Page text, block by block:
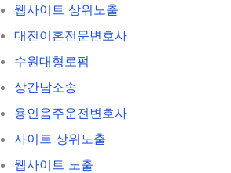
웹사이트 상위노출
대전이혼전문변호사
수원대형로펌
상간남소송
용인음주운전변호사
사이트 상위노출
웹사이트 노출